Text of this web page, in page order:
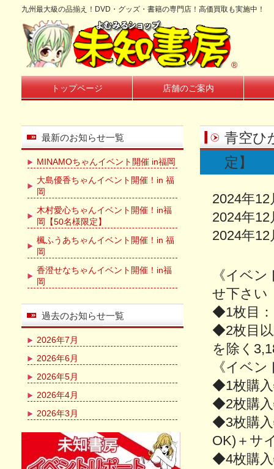
九州最大級の品揃え！DVD・グッズ・書籍の専門店！高価買取も実施中！
®
トップページ 店舗のご案内
青空ひ
定】
2024年
2024年
2024年
《イベ
せ下さい
◆1枚目：
◆2枚目
を除く
《イベ
◆1枚購入
◆2枚購入
◆3枚購入
OK)＋サ
◆4枚購入
最新のお知らせ一覧
MINAMOちゃんイベント開催 in福岡
大島優香ちゃんイベント開催！in 福
岡
木村愛心ちゃんイベント開催！in福
岡【50名様限定】
楓ふうあちゃんイベント開催！in 福
岡
香澄せなちゃんイベント開催！in福
岡
過去のお知らせ一覧
2026年7月
2026年6月
2026年5月
2026年4月
2026年3月